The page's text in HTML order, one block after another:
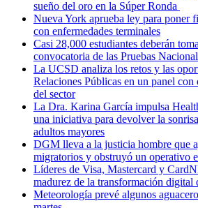
sueño del oro en la Súper Ronda
Nueva York aprueba ley para poner
con enfermedades terminales
Casi 28,000 estudiantes deberán
convocatoria de las Pruebas
La UCSD analiza los retos y las
Relaciones Públicas en un panel con
del sector
La Dra. Karina García impulsa
una iniciativa para devolver la
adultos mayores
DGM lleva a la justicia hombre que
migratorios y obstruyó un operativo
Líderes de Visa, Mastercard y
madurez de la transformación digital
Meteorología prevé algunos